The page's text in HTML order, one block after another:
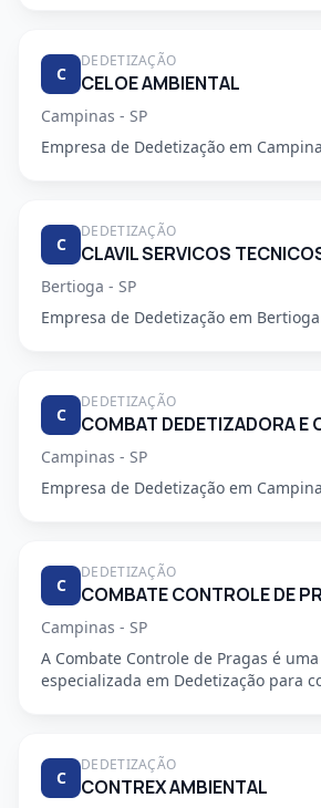
C
DEDETIZAÇÃO
CELOE AMBIENTAL
Campinas - SP
Empresa de Dedetização em
C
DEDETIZAÇÃO
CLAVIL SERVICOS
Bertioga - SP
Empresa de Dedetização em Bertioga
C
DEDETIZAÇÃO
Campinas - SP
Empresa de Dedetização em
C
DEDETIZAÇÃO
COMBATE CONTROLE DE
Campinas - SP
A Combate Controle de Pragas é
especializada em Dedetização para
C
DEDETIZAÇÃO
CONTREX AMBIENTAL